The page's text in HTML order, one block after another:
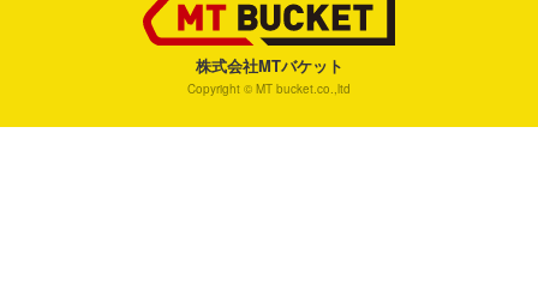
株式会社MTバケット
Copyright © MT bucket.co.,ltd